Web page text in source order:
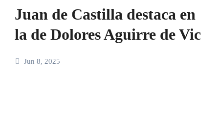
Juan de Castilla destaca en
la de Dolores Aguirre de Vic
Jun 8, 2025